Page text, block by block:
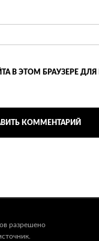
В ЭТОМ БРАУЗЕРЕ
разрешено